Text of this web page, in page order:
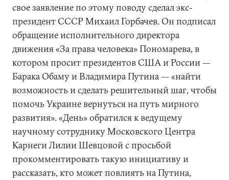
свое заявление по этому поводу сделал экс-
президент СССР Михаил Горбачев. Он подписал
обращение исполнительного директора
движения «За права человека» Пономарева, в
котором просит президентов США и России —
Барака Обаму и Владимира Путина — «найти
возможность и сделать решительный шаг, чтобы
помочь Украине вернуться на путь мирного
развития». «День» обратился к ведущему
научному сотруднику Московского Центра
Карнеги Лилии Шевцовой с просьбой
прокомментировать такую инициативу и
рассказать, кто может повлиять на Путина,